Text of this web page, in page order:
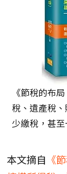
《節稅的布
稅、遺產稅
少繳稅，甚
本文摘自 《